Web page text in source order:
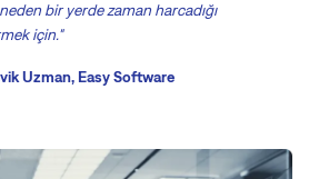
bir yerde zaman harcadığı
için."
Uzman, Easy Software